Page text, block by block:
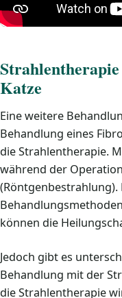
Katze
Eine weitere
Behandlung eines
die Strahlentherapie.
während der
können die
Jedoch gibt es
Behandlung mit der
die Strahlentherapie